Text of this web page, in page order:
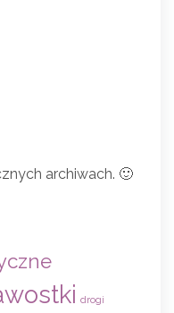
archiwach. 🙂
drogi